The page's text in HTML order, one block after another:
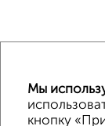
Помещение
Мы
кнопку